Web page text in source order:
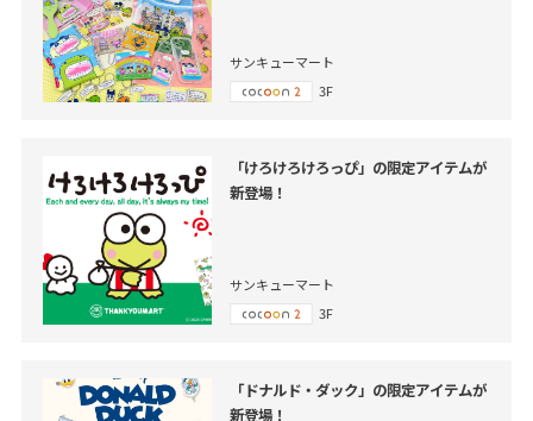
サンキューマート
3F
「けろけろけろっぴ」の限定アイテムが
新登場！
サンキューマート
3F
「ドナルド・ダック」の限定アイテムが
新登場！